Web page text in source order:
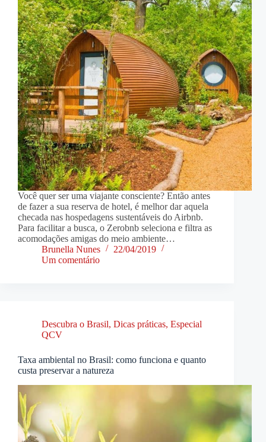
Você quer ser uma viajante consciente? Então antes
de fazer a sua reserva de hotel, é melhor dar aquela
checada nas hospedagens sustentáveis do Airbnb.
Para facilitar a busca, o Zerobnb seleciona e filtra as
acomodações amigas do meio ambiente…
Brunella Nunes
22/04/2019
Um comentário
Descubra o Brasil, Dicas práticas, Especial
QCV
Taxa ambiental no Brasil: como funciona e quanto
custa preservar a natureza